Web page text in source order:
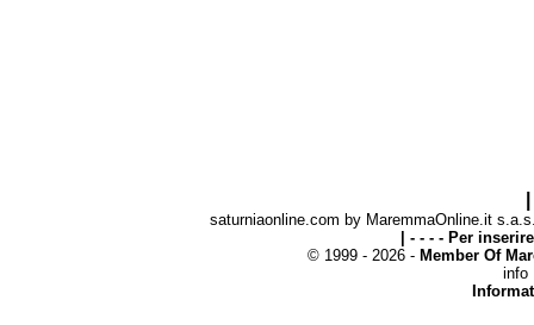
saturniaonline.com by MaremmaOnline.it
| - - - - Per
© 1999 - 2026 - Member Of
info